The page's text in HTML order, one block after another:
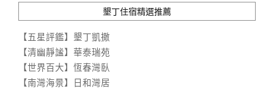
墾丁住宿精選推薦
【五星評鑑】墾丁凱撒
【清幽靜謐】華泰瑞苑
【世界百大】恆春灣臥
【南灣海景】日和灣居